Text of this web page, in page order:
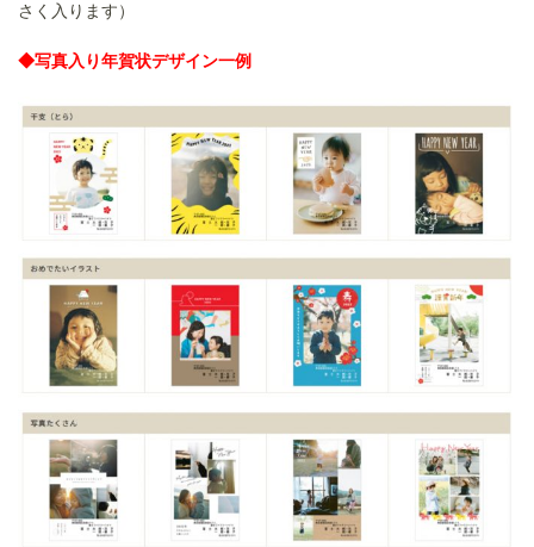
さく入ります）
◆写真入り年賀状デザイン一例